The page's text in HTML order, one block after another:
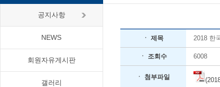
공지사항
NEWS
회원자유게시판
갤러리
ㆍ 제목 2018 한
ㆍ 조회수 6008
ㆍ 첨부파일